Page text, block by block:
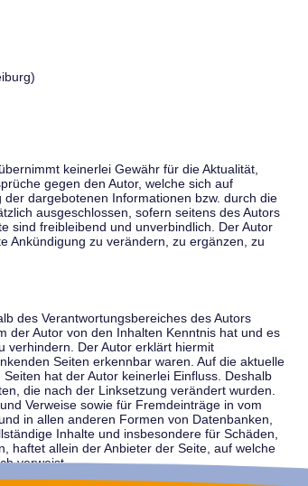
keinerlei Gewähr für die Aktualität,
gegen den Autor, welche sich auf
dargebotenen Informationen bzw. durch die
ausgeschlossen, sofern seitens des Autors
sind freibleibend und unverbindlich. Der Autor
Ankündigung zu verändern, zu ergänzen, zu
des Verantwortungsbereiches des Autors
der Autor von den Inhalten Kenntnis hat und es
verhindern. Der Autor erklärt hiermit
Seiten erkennbar waren. Auf die aktuelle
hat der Autor keinerlei Einfluss. Deshalb
die nach der Linksetzung verändert wurden.
Verweise sowie für Fremdeinträge in vom
in allen anderen Formen von Datenbanken,
Inhalte und insbesondere für Schäden,
haftet allein der Anbieter der Seite, auf welche
verweist.